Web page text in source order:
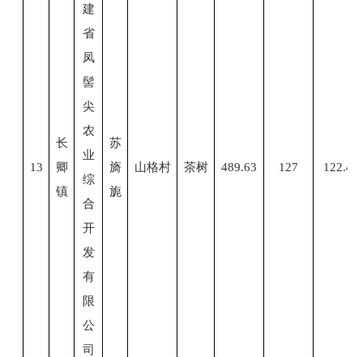
13
长
卿
镇
建
省
凤
髻
尖
农
业
综
合
开
发
有
限
公
司
苏
旖
旎
山格村 茶树 489.63 127 122.4